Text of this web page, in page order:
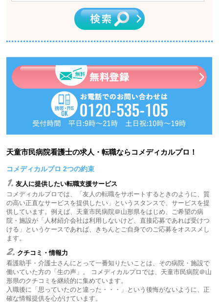
天童市民病院看護士の求人・転職ならコメディカルプロ！
コメディカルプロ 2つの約束
1. 友人に提供したい転職支援サービス
コメディカルプロでは、「友人の転職をサポートするときのように、質
の高い正直なサービスを提供したい」というスタンスで、サービスを提
供しています。例えば、天童市民病院＠山形県をはじめ、ご希望の病
院・施設が「人材紹介会社は利用しないけど、直接応募であれば受けつ
ける」というケースであれば、きちんとご自身でのご応募をオススメし
ます。
2. クチコミ・情報力
看護助手・介護士さんにとって一番知りたいことは、その病院・施設で
働いていた方の「生の声」。 コメディカルプロでは、天童市民病院＠山
形県のクチコミを継続的に集めています。
入職後に「思っていたのと違った・・・」という後悔がないように、正
確な情報提供を心がけています。